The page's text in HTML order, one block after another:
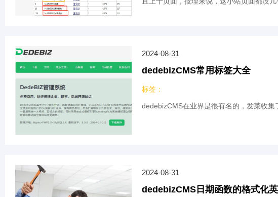
2024-08-31
dedebizCMS常用标签大全
标签：
dedebizCMS在业界是很有名的，发菜收集
2024-08-31
dedebizCMS日期函数的格式化